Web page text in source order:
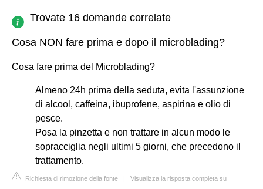
Trovate 16 domande correlate
Cosa NON fare prima e dopo il microblading?
Cosa fare prima del Microblading?
Almeno 24h prima della seduta, evita l'assunzione
di alcool, caffeina, ibuprofene, aspirina e olio di
pesce.
Posa la pinzetta e non trattare in alcun modo le
sopracciglia negli ultimi 5 giorni, che precedono il
trattamento.
Richiesta di rimozione della fonte | Visualizza la risposta completa su